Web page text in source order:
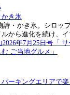
かき氷
詩・かき氷。シロッ
ルから進化を続け、
ーキングエリアで